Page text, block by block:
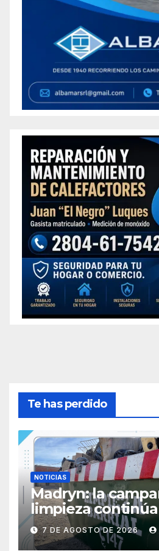
Te has perdido
NOTICIAS
Madryn: la
limpieza
barrios San
del Villar
7 DE AGOSTO DE 2026